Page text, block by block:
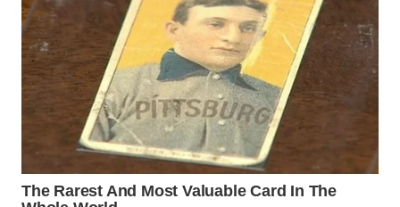
WAHANANEWS
CO ID
WAHANANEWS
NET
WAHANA
SPORT